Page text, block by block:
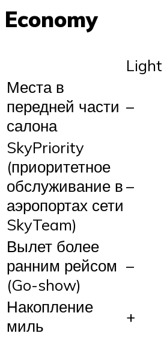
Economy
Light
Места в
передней части
салона
–
SkyPriority
(приоритетное
обслуживание в
аэропортах сети
SkyTeam)
–
Вылет более
ранним рейсом
(Go-show)
–
Накопление
миль
+